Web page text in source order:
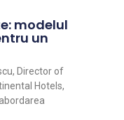
modelul
un
Director of
Hotels,